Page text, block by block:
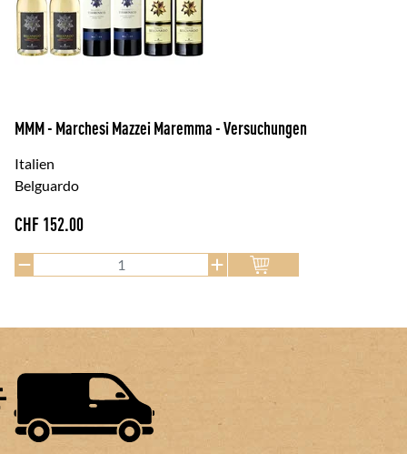
MMM - Marchesi Mazzei Maremma - Versuchungen
Italien
Belguardo
CHF 152.00